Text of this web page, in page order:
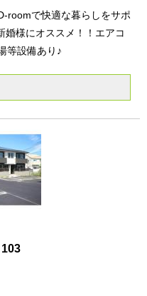
roomで快適な暮らしをサポ
婚様にオススメ！！エアコ
等設備あり♪